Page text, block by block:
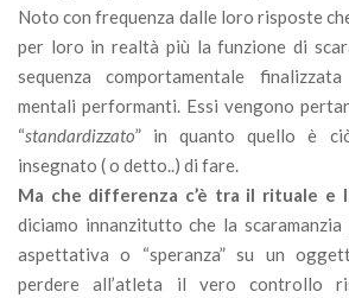
Noto con frequenza dalle loro risposte
per loro in realtà più la funzione di
sequenza comportamentale
mentali performanti. Essi vengono
“standardizzato” in quanto quello è
insegnato ( o detto..) di fare.
Ma che differenza c’è tra il rituale e
diciamo innanzitutto che la
aspettativa o “speranza” su un
perdere all’atleta il vero controllo